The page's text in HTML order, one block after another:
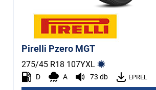
Pirelli Pzero MGT
275/45 R18 107YXL
D A 73 db EPREL